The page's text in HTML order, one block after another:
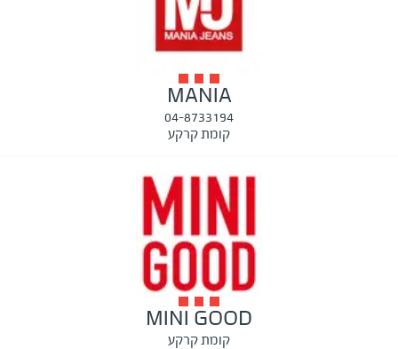
MANIA
04-8733194
קומת קרקע
MINI GOOD
קומת קרקע